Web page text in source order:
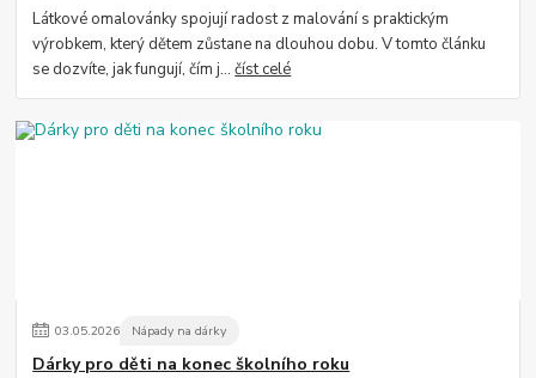
Látkové omalovánky spojují radost z malování s praktickým
výrobkem, který dětem zůstane na dlouhou dobu. V tomto článku
se dozvíte, jak fungují, čím j...číst celé
03.05.2026 Nápady na dárky
Dárky pro děti na konec školního roku